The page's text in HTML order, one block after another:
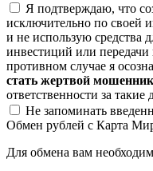
Я подтверждаю, что
исключительно по своей
и не использую средства
инвестиций или
противном случае я
стать жертвой
ответственности за такие
Не запоминать
Обмен рублей с Карта
Для обмена вам